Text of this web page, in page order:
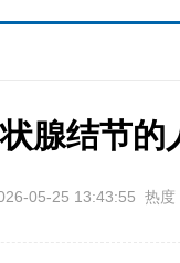
腺结节的
05-25 13:43:55 热